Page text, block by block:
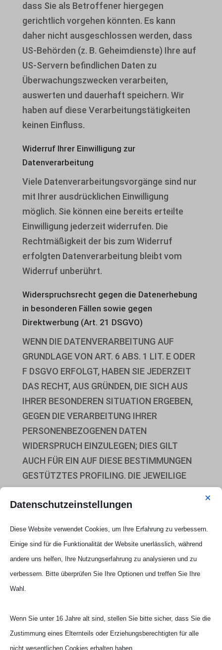
dass Sie als Betroffener hiergegen
gerichtlich vorgehen könnten. Es kann
daher nicht ausgeschlossen werden, dass
US-Behörden (z. B. Geheimdienste) Ihre auf
US-Servern befindlichen Daten zu
Überwachungszwecken verarbeiten,
auswerten und dauerhaft speichern. Wir
haben auf diese Verarbeitungstätigkeiten
keinen Einfluss.
Widerruf Ihrer Einwilligung zur
Datenverarbeitung
Viele Datenverarbeitungsvorgänge sind nur
mit Ihrer ausdrücklichen Einwilligung
möglich. Sie können eine bereits erteilte
Einwilligung jederzeit widerrufen. Die
Rechtmäßigkeit der bis zum Widerruf
erfolgten Datenverarbeitung bleibt vom
Widerruf unberührt.
Widerspruchsrecht gegen die Datenerhebung
in besonderen Fällen sowie gegen
Direktwerbung (Art. 21 DSGVO)
WENN DIE DATENVERARBEITUNG AUF
GRUNDLAGE VON ART. 6 ABS. 1 LIT. E ODER
F DSGVO ERFOLGT, HABEN SIE JEDERZEIT
DAS RECHT, AUS GRÜNDEN, DIE SICH AUS
IHRER BESONDEREN SITUATION ERGEBEN,
GEGEN DIE VERARBEITUNG IHRER
PERSONENBEZOGENEN DATEN
WIDERSPRUCH EINZULEGEN; DIES GILT
AUCH FÜR EIN AUF DIESE BESTIMMUNGEN
GESTÜTZTES PROFILING. DIE JEWEILIGE
RECHTSGRUNDLAGE, AUF DENEN EINE
VERARBEITUNG BERUHT, ENTNEHMEN SIE
SIE WIDERSPRUCH EINLEGEN, WERDEN WIR
IHRE BETROFFENEN PERSONENBEZOGENEN
DATEN NICHT MEHR VERARBEITEN, ES SEI
DENN, WIR KÖNNEN ZWINGENDE
INTERESSEN, RECHTE UND FREIHEITEN
ÜBERWIEGEN ODER DIE VERARBEITUNG
Datenschutzeinstellungen
×
Diese Website verwendet Cookies, um Ihre Erfahrung zu verbessern.
Einige sind für die Funktionalität der Website unerlässlich, während
andere uns helfen, Ihre Nutzungserfahrung zu analysieren und zu
verbessern. Bitte überprüfen Sie Ihre Optionen und treffen Sie Ihre
Wahl.
Wenn Sie unter 16 Jahre alt sind, stellen Sie bitte sicher, dass Sie die
Zustimmung eines Elternteils oder Erziehungsberechtigten für alle
nicht wesentlichen Cookies erhalten haben.